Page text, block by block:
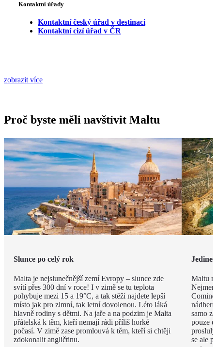
Kontaktní úřady
Kontaktní český úřad v destinaci
Kontaktní cizí úřad v ČR
zobrazit více
Proč byste měli navštívit Maltu
Slunce po celý rok
Malta je nejslunečnější zemí Evropy – slunce zde
svítí přes 300 dní v roce! I v zimě se tu teplota
pohybuje mezi 15 a 19°C, a tak stěží najdete lepší
místo jak pro zimní, tak letní dovolenou. Léto láká
hlavně rodiny s dětmi. Na jaře a na podzim je Malta
přátelská k těm, kteří nemají rádi příliš horké
počasí. V zimě zase promlouvá k těm, kteří si chtěji
zdokonalit angličtinu.
Maltu
samo
pouze
se ale